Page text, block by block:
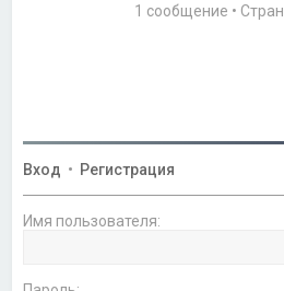
1 сообщение •
Вход • Регистрация
Имя пользователя: